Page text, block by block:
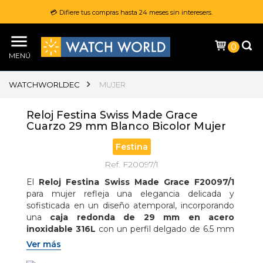
💳 Difiere tus compras hasta 24 meses sin interesers.
MENÚ
0
WATCHWORLDEC MUJER
Reloj Festina Swiss Made Grace
Cuarzo 29 mm Blanco Bicolor Mujer
Festina
Ref. F20097/1
El Reloj Festina Swiss Made Grace F20097/1
para mujer refleja una elegancia delicada y
sofisticada en un diseño atemporal, incorporando
una caja redonda de 29 mm en acero
inoxidable 316L con un perfil delgado de 6.5 mm
que brinda comodidad y estilo en la muñeca; en su
interior integra un
Ver más